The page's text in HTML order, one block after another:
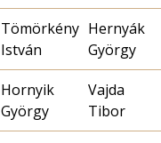
Tömörkény
István
Hernyák
György
Hornyik
György
Vajda
Tibor